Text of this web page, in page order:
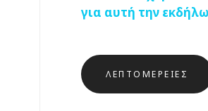
για αυτή την
ΛΕΠΤΟΜΈΡΕΙΕΣ